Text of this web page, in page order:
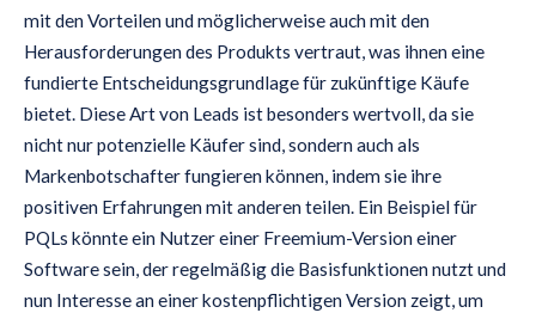
mit den Vorteilen und möglicherweise auch mit den
Herausforderungen des Produkts vertraut, was ihnen eine
fundierte Entscheidungsgrundlage für zukünftige Käufe
bietet. Diese Art von Leads ist besonders wertvoll, da sie
nicht nur potenzielle Käufer sind, sondern auch als
Markenbotschafter fungieren können, indem sie ihre
positiven Erfahrungen mit anderen teilen. Ein Beispiel für
PQLs könnte ein Nutzer einer Freemium-Version einer
Software sein, der regelmäßig die Basisfunktionen nutzt und
nun Interesse an einer kostenpflichtigen Version zeigt, um